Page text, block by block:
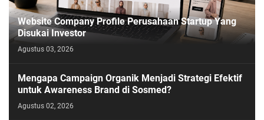
Website Company Profile Perusahaan Startup Yang
Disukai Investor
Agustus 03, 2026
Mengapa Campaign Organik Menjadi Strategi Efektif
untuk Awareness Brand di Sosmed?
Agustus 02, 2026